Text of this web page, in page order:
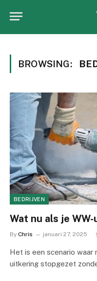
BROWSING:
BEDRIJVEN
Wat nu als je
By Chris januari 27, 2025
Het is een scenario waar
uitkering stopgezet